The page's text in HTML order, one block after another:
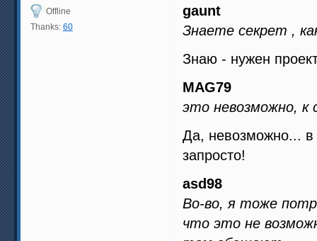
Offline
Thanks: 60
gaunt
Знаете секрет ,
Знаю - нужен
MAG79
это невозможно, к
Да, невозможно... в
запросто!
asd98
Во-во, я тоже
что это не